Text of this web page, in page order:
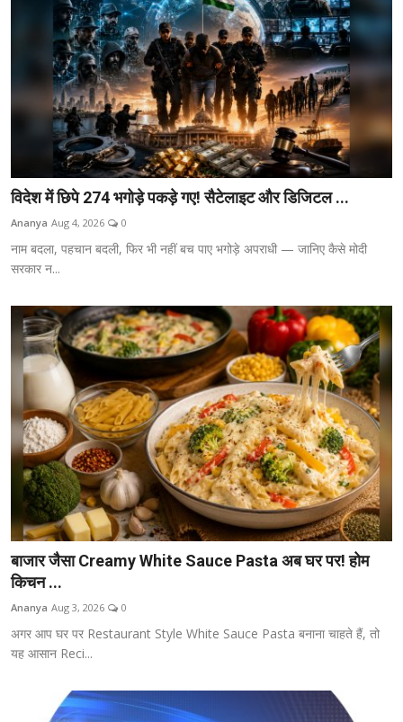
विदेश में छिपे 274 भगोड़े पकड़े गए! सैटेलाइट और डिजिटल ...
Ananya Aug 4, 2026 0
नाम बदला, पहचान बदली, फिर भी नहीं बच पाए भगोड़े अपराधी — जानिए कैसे मोदी
सरकार न...
बाजार जैसा Creamy White Sauce Pasta अब घर पर! होम
किचन ...
Ananya Aug 3, 2026 0
अगर आप घर पर Restaurant Style White Sauce Pasta बनाना चाहते हैं, तो
यह आसान Reci...